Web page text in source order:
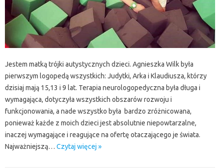
Jestem matką trójki autystycznych dzieci. Agnieszka Wilk była
pierwszym logopedą wszystkich: Judytki, Arka i Klaudiusza, którzy
dzisiaj mają 15,13 i 9 lat. Terapia neurologopedyczna była długa i
wymagająca, dotyczyła wszystkich obszarów rozwoju i
funkcjonowania, a nade wszystko była bardzo zróżnicowana,
ponieważ każde z moich dzieci jest absolutnie niepowtarzalne,
inaczej wymagające i reagujące na ofertę otaczającego je świata.
Najważniejszą… Czytaj więcej »